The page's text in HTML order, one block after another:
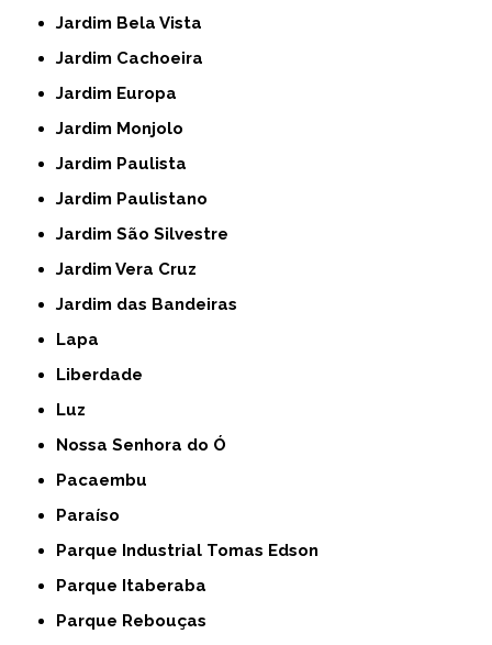
Jardim Bela Vista
Jardim Cachoeira
Jardim Europa
Jardim Monjolo
Jardim Paulista
Jardim Paulistano
Jardim São Silvestre
Jardim Vera Cruz
Jardim das Bandeiras
Lapa
Liberdade
Luz
Nossa Senhora do Ó
Pacaembu
Paraíso
Parque Industrial Tomas Edson
Parque Itaberaba
Parque Rebouças